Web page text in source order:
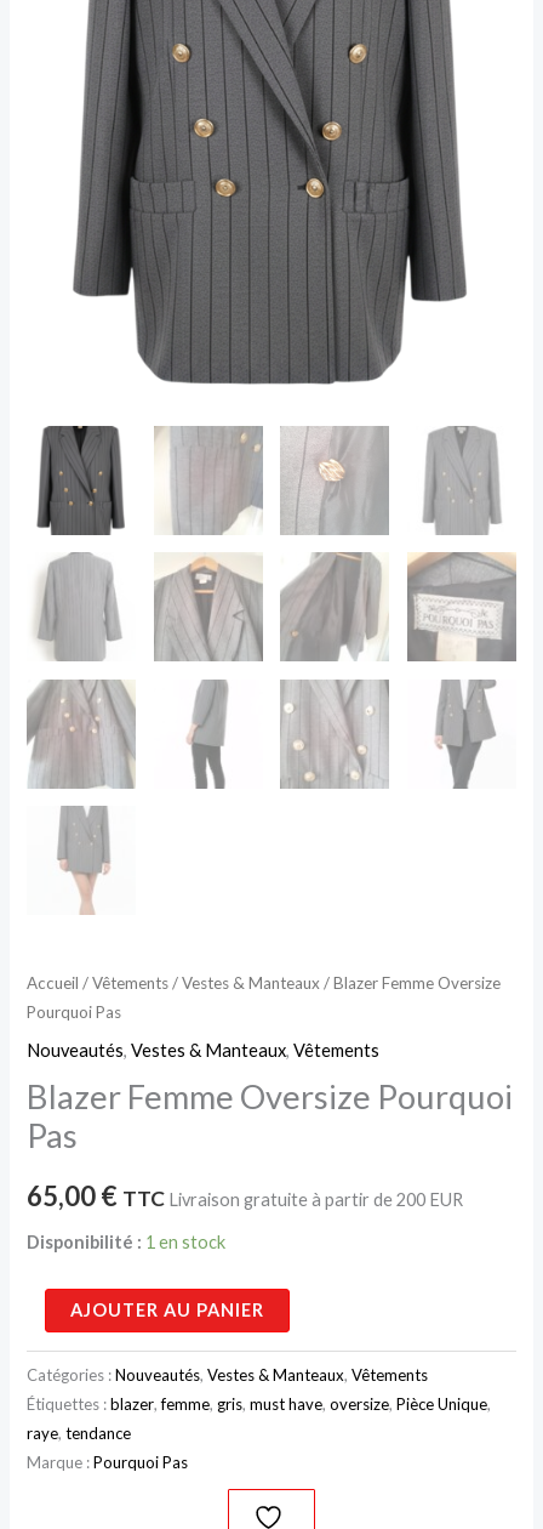
Accueil /Vêtements/Vestes & Manteaux / Blazer Femme Oversize
Pourquoi Pas
Nouveautés,Vestes & Manteaux,Vêtements
Blazer Femme Oversize Pourquoi
Pas
65,00€ TTC Livraison gratuite à partir de 200 EUR
Disponibilité : 1 en stock
AJOUTER AU PANIER
Catégories :Nouveautés,Vestes & Manteaux,Vêtements
Étiquettes :blazer,femme, gris,must have,oversize,Pièce Unique,
raye,tendance
Marque :Pourquoi Pas